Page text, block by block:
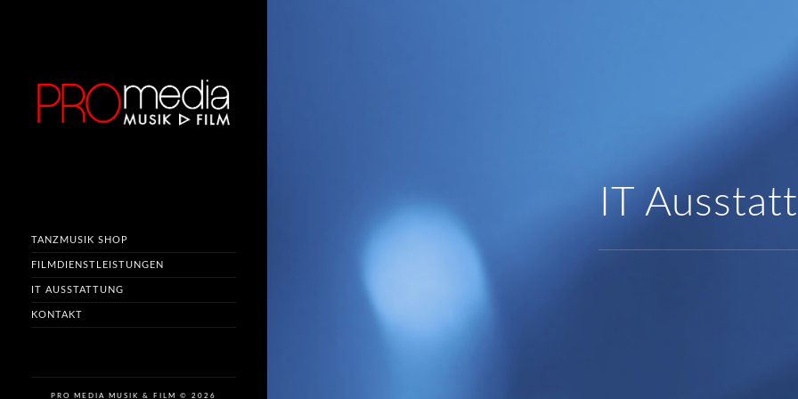
TANZMUSIK SHOP
FILMDIENSTLEISTUNGEN
IT AUSSTATTUNG
KONTAKT
PRO MEDIA MUSIK & FILM © 2026
IT